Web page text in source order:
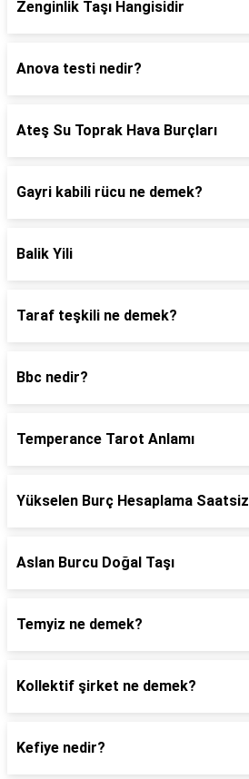
Zenginlik Taşı Hangisidir
Anova testi nedir?
Ateş Su Toprak Hava Burçları
Gayri kabili rücu ne demek?
Balik Yili
Taraf teşkili ne demek?
Bbc nedir?
Temperance Tarot Anlamı
Yükselen Burç Hesaplama Saatsiz
Aslan Burcu Doğal Taşı
Temyiz ne demek?
Kollektif şirket ne demek?
Kefiye nedir?